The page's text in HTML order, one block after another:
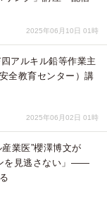
2025年06月10日 01時
アルキル鉛等作業主
全教育センター）講
2025年06月02日 01時
産業医”櫻澤博文が
を見逃さない」――